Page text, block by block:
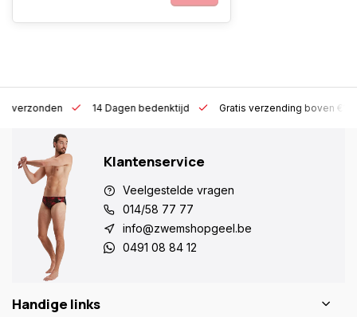
h verzonden 14 Dagen bedenktijd Gratis verzending boven
Klantenservice
Veelgestelde vragen
014/58 77 77
info@zwemshopgeel.be
0491 08 84 12
Handige links